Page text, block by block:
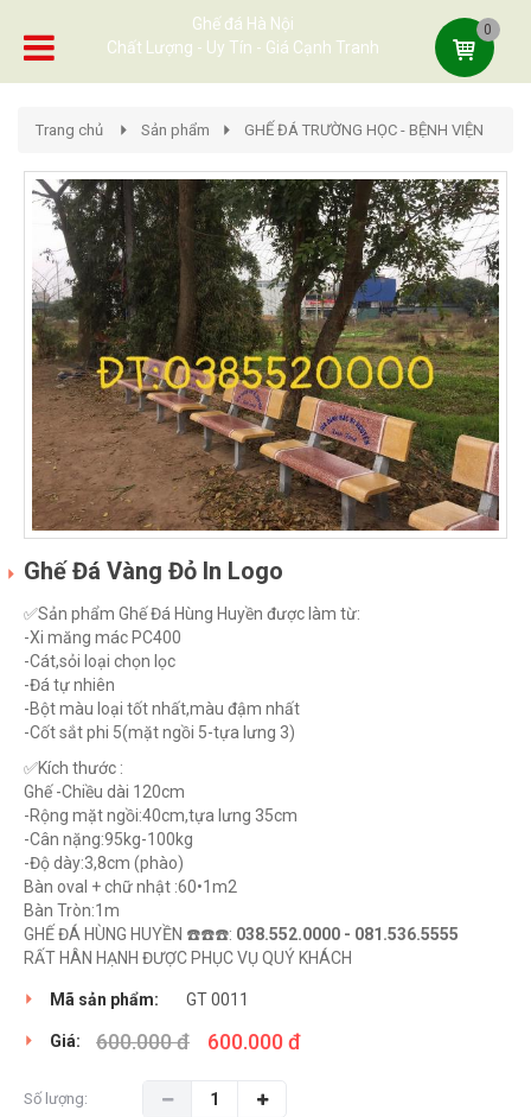
Ghế đá Hà Nội
Chất Lượng - Uy Tín - Giá Cạnh Tranh
0
Trang chủ Sản phẩm GHẾ ĐÁ TRƯỜNG HỌC - BỆNH VIỆN
Ghế Đá Vàng Đỏ In Logo
✅Sản phẩm Ghế Đá Hùng Huyền được làm từ:
-Xi măng mác PC400
-Cát,sỏi loại chọn lọc
-Đá tự nhiên
-Bột màu loại tốt nhất,màu đậm nhất
-Cốt sắt phi 5(mặt ngồi 5-tựa lưng 3)
✅Kích thước :
Ghế -Chiều dài 120cm
-Rộng mặt ngồi:40cm,tựa lưng 35cm
-Cân nặng:95kg-100kg
-Độ dày:3,8cm (phào)
Bàn oval + chữ nhật :60•1m2
Bàn Tròn:1m
GHẾ ĐÁ HÙNG HUYỀN ☎️☎️☎️: 038.552.0000 - 081.536.5555
RẤT HÂN HẠNH ĐƯỢC PHỤC VỤ QUÝ KHÁCH
Mã sản phẩm: GT 0011
Giá: 600.000 đ 600.000 đ
Số lượng: